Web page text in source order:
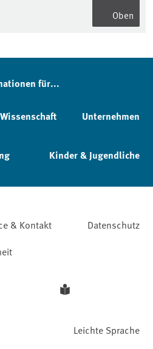
Oben
für...
Wissenschaft Unternehmen
Kinder & Jugendliche
& Kontakt
Datenschutz
Leichte Sprache